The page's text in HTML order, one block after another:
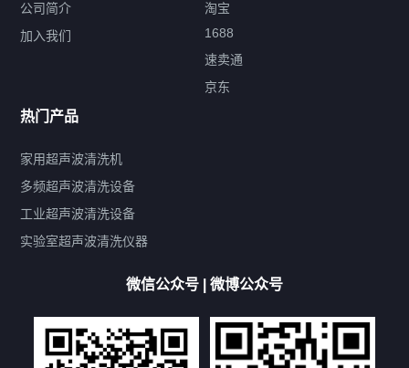
产品标签
鼓泡 升降 抛动
带加热
功率可调
双波脱气
机械旋钮系列
厨具清洗机
超声波振板
高尔夫球杆清洗机
大型单槽带过滤系列
全自动/半自动系列
客户定制非标机参考
双槽三槽四槽五槽多槽系列
公司简介
加入我们
淘宝
1688
速卖通
京东
热门产品
家用超声波清洗机
多频超声波清洗设备
工业超声波清洗设备
实验室超声波清洗仪器
微信公众号 | 微博公众号